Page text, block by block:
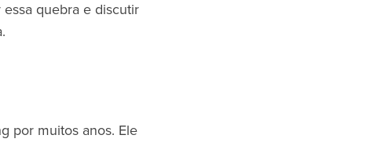
quebra e discutir
por muitos anos. Ele